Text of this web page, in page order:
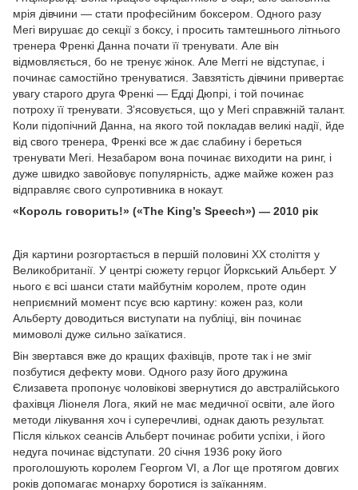
мрія дівчини — стати професійним боксером. Одного разу
Мегі вирушає до секції з боксу, і просить тамтешнього літнього
тренера Френкі Данна почати її тренувати. Але він
відмовляється, бо не тренує жінок. Але Меггі не відступає, і
починає самостійно тренуватися. Завзятість дівчини привертає
увагу старого друга Френкі — Едді Дюпрі, і той починає
потроху її тренувати. З’ясовується, що у Мегі справжній талант.
Коли підопічний Данна, на якого той покладав великі надії, йде
від свого тренера, Френкі все ж дає слабину і береться
тренувати Мегі. Незабаром вона починає виходити на ринг, і
дуже швидко завойовує популярність, адже майже кожен раз
відправляє свого супротивника в нокаут.
«Король говорить!» («The King’s Speech») — 2010 рік
Дія картини розгортається в першій половині XX століття у
Великобританії. У центрі сюжету герцог Йоркський Альберт. У
нього є всі шанси стати майбутнім королем, проте один
неприємний момент псує всю картину: кожен раз, коли
Альберту доводиться виступати на публіці, він починає
мимоволі дуже сильно заїкатися.
Він звертався вже до кращих фахівців, проте так і не зміг
позбутися дефекту мови. Одного разу його дружина
Єлизавета пропонує чоловікові звернутися до австралійського
фахівця Ліонеля Лога, який не має медичної освіти, але його
методи лікування хоч і суперечливі, однак дають результат.
Після кількох сеансів Альберт починає робити успіхи, і його
недуга починає відступати. 20 січня 1936 року його
проголошують королем Георгом VI, а Лог ще протягом довгих
років допомагає монарху боротися із заїканням.